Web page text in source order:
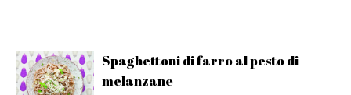
Spaghettoni di farro al pesto di
melanzane